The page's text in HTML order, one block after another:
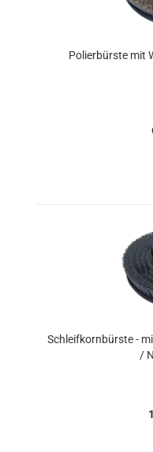
Polierbürste mit
Schleifkornbürste -
/